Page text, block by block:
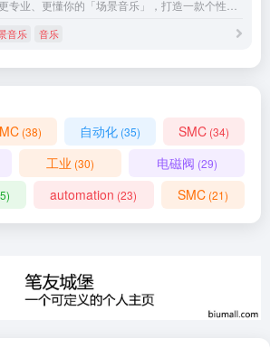
音乐 音乐
(38) 自动化 (35) SMC (34)
工业 (30) 电磁阀 (29)
automation (23) SMC(21)